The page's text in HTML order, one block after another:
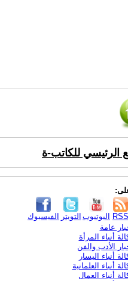
الرئيسي للكاتب-ة
الفيسبوك التويتر اليوتيوب RSS
عامة
أنباء المرأة
الأدب والفن
أنباء اليسار
أنباء العلمانية
أنباء العمال